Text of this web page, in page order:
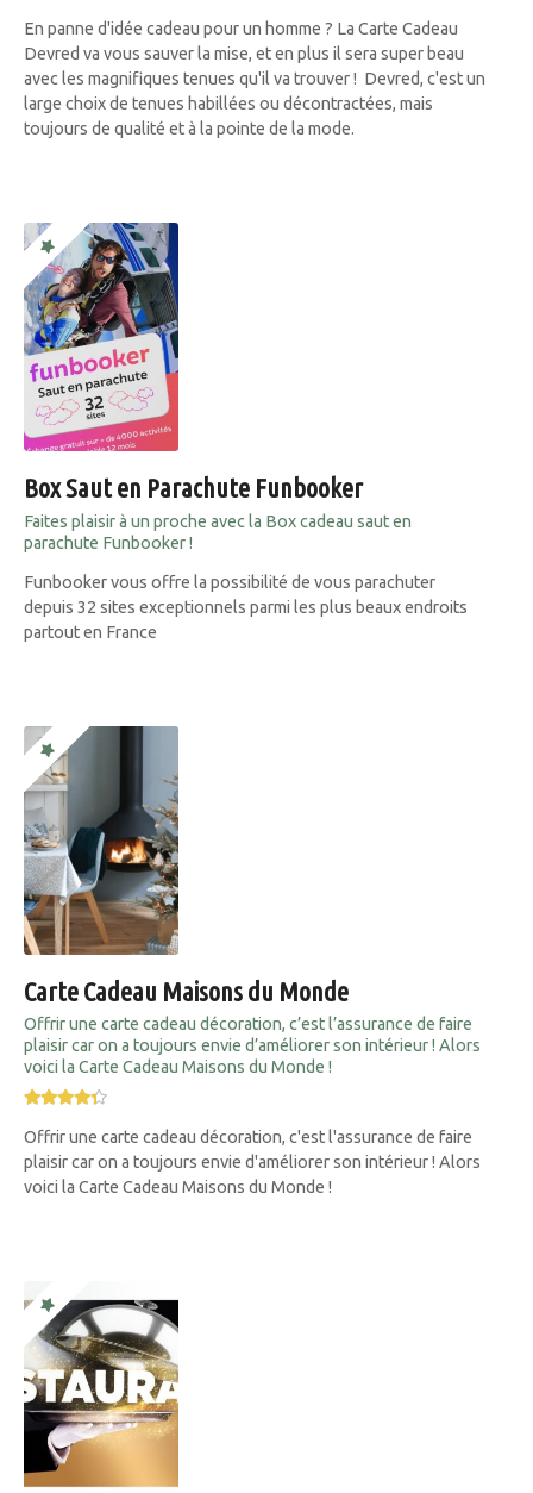
En panne d'idée cadeau pour un homme ? La Carte Cadeau
Devred va vous sauver la mise, et en plus il sera super beau
avec les magnifiques tenues qu'il va trouver ! Devred, c'est un
large choix de tenues habillées ou décontractées, mais
toujours de qualité et à la pointe de la mode.
Box Saut en Parachute Funbooker
Faites plaisir à un proche avec la Box cadeau saut en
parachute Funbooker !
Funbooker vous offre la possibilité de vous parachuter
depuis 32 sites exceptionnels parmi les plus beaux endroits
partout en France
Carte Cadeau Maisons du Monde
Offrir une carte cadeau décoration, c’est l’assurance de faire
plaisir car on a toujours envie d’améliorer son intérieur ! Alors
voici la Carte Cadeau Maisons du Monde !
Offrir une carte cadeau décoration, c'est l'assurance de faire
plaisir car on a toujours envie d'améliorer son intérieur ! Alors
voici la Carte Cadeau Maisons du Monde !